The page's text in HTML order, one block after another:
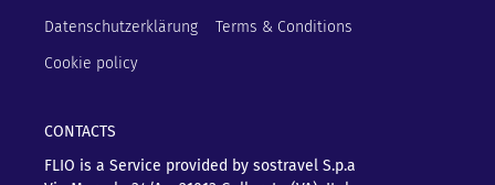
Datenschutzerklärung
Terms & Conditions
Cookie policy
CONTACTS
FLIO is a Service provided by sostravel S.p.a